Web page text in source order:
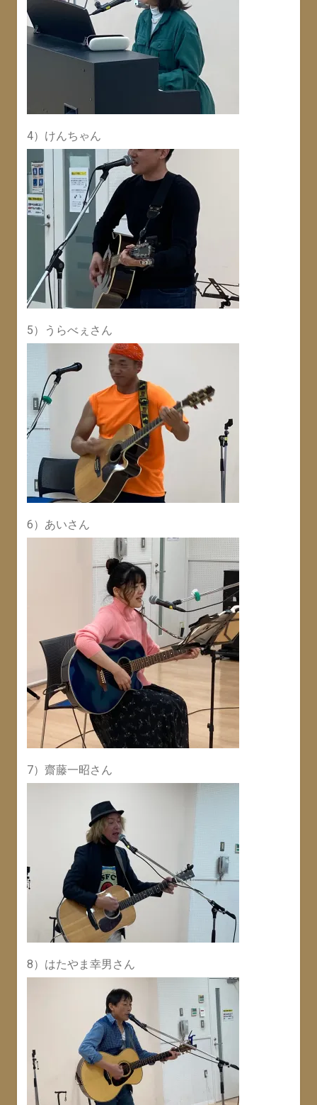
4）けんちゃん
5）うらべぇさん
6）あいさん
7）齋藤一昭さん
8）はたやま幸男さん